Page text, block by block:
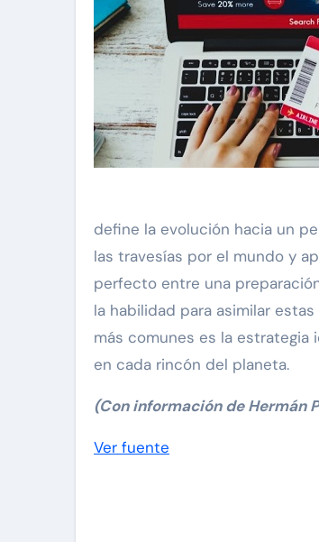
define la evolución hacia un
las travesías por el mundo y
perfecto entre una
la habilidad para asimilar
más comunes es la estrategia
en cada rincón del planeta.
(Con información de Hermán
Navegación
Ver fuente